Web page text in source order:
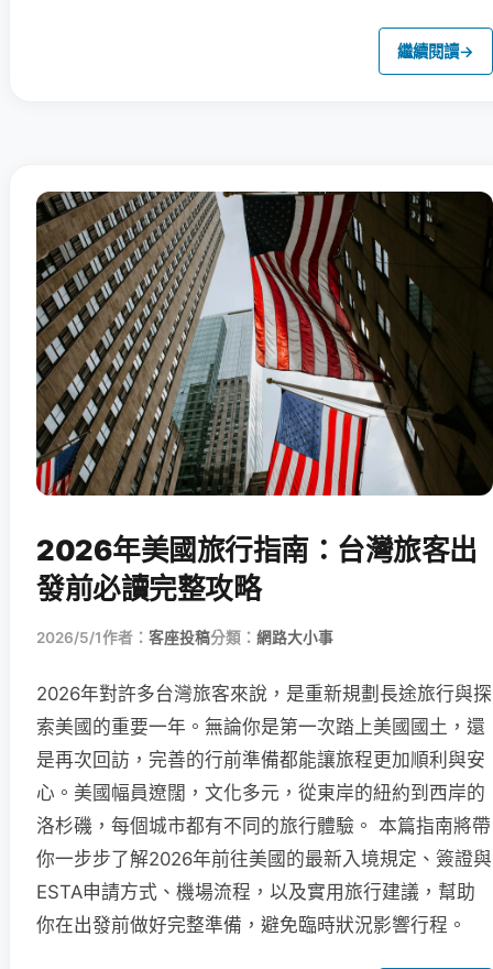
繼續閱讀→
2026年美國旅行指南：台灣旅客出
發前必讀完整攻略
2026/5/1作者： 客座投稿分類： 網路大小事
2026年對許多台灣旅客來說，是重新規劃長途旅行與探
索美國的重要一年。無論你是第一次踏上美國國土，還
是再次回訪，完善的行前準備都能讓旅程更加順利與安
心。美國幅員遼闊，文化多元，從東岸的紐約到西岸的
洛杉磯，每個城市都有不同的旅行體驗。 本篇指南將帶
你一步步了解2026年前往美國的最新入境規定、簽證與
ESTA申請方式、機場流程，以及實用旅行建議，幫助
你在出發前做好完整準備，避免臨時狀況影響行程。